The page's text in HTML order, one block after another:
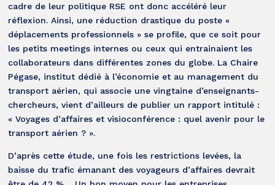
cadre de leur politique RSE ont donc accéléré leur
réflexion. Ainsi, une réduction drastique du poste «
déplacements professionnels » se profile, que ce soit pour
les petits meetings internes ou ceux qui entrainaient les
collaborateurs dans différentes zones du globe. La Chaire
Pégase, institut dédié à l’économie et au management du
transport aérien, qui associe une vingtaine d’enseignants-
chercheurs, vient d’ailleurs de publier un rapport intitulé :
« Voyages d’affaires et visioconférence : quel avenir pour le
transport aérien ? ».
D’après cette étude, une fois les restrictions levées, la
baisse du trafic émanant des voyageurs d’affaires devrait